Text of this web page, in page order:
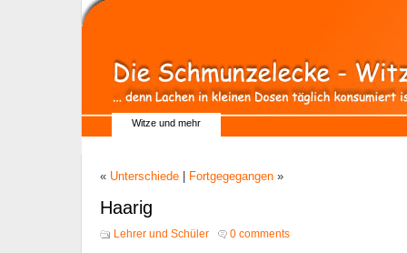
Witze und mehr
« Unterschiede Fortgegegangen »
Haarig
Lehrer und Schüler 0 comments